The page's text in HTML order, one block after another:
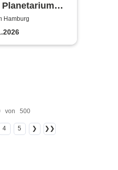
Hamburg
von 500
4 5 ❯ ❯❯